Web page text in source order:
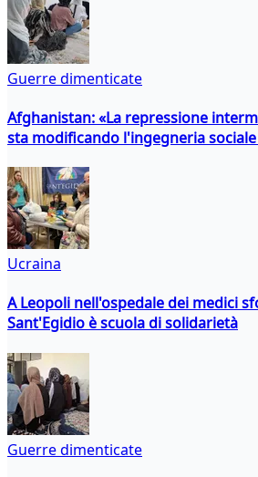
Guerre dimenticate
Afghanistan: «La repressione
sta modificando l'ingegneria sociale
Ucraina
A Leopoli nell'ospedale dei medici
Sant'Egidio è scuola di solidarietà
Guerre dimenticate